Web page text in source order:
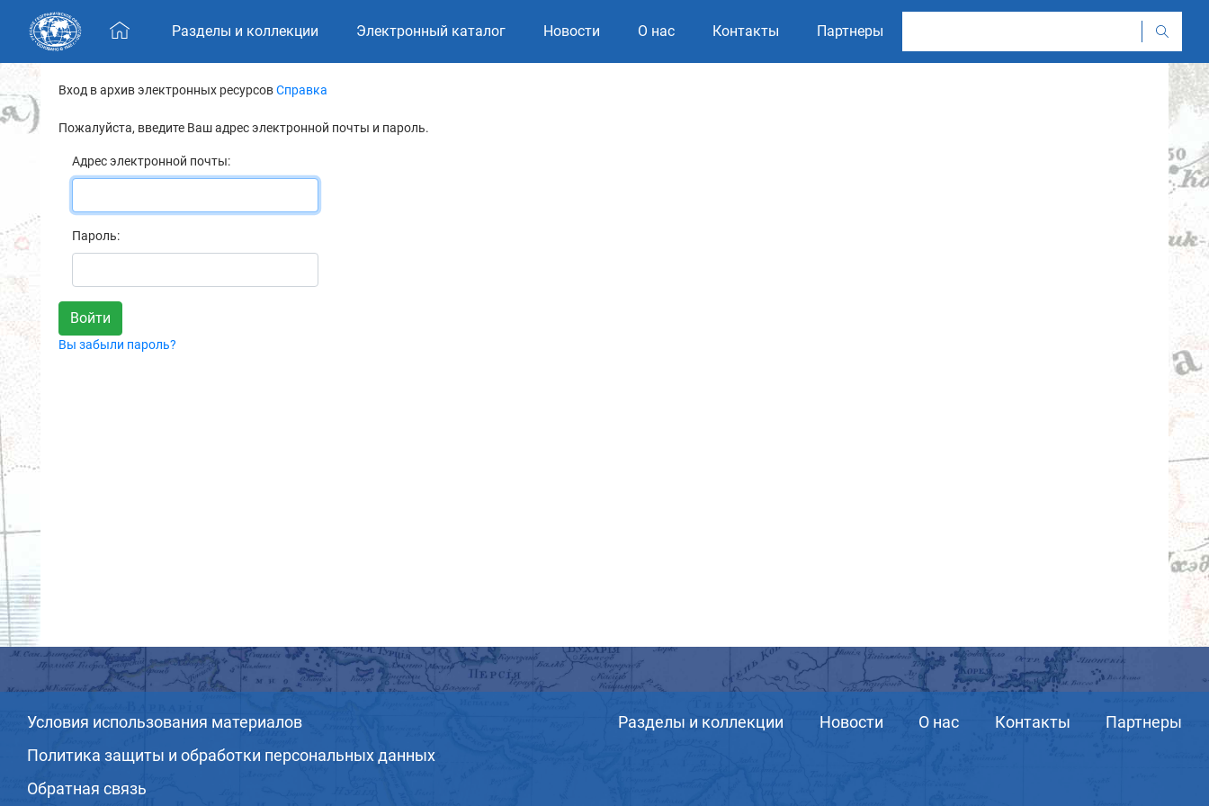
Skip navigation
Разделы и коллекции Электронный каталог Новости О нас Контакты Партнеры
Вход в архив электронных ресурсовСправка
Пожалуйста, введите Ваш адрес электронной почты и пароль.
Адрес электронной почты:
Пароль:
Вы забыли пароль?
Условия использования материалов
Политика защиты и обработки персональных данных
Обратная связь
Разделы и коллекции Новости О нас Контакты Партнеры